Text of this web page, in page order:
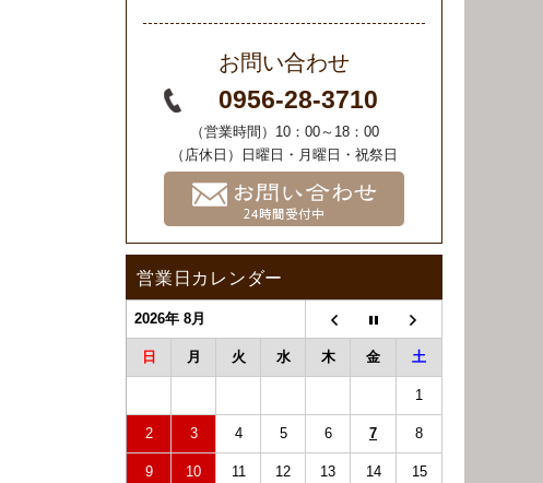
お問い合わせ
0956-28-3710
（営業時間）10：00～18：00
（店休日）日曜日・月曜日・祝祭日
営業日カレンダー
2026年 8月
日 月 火 水 木 金 土
1
2 3 4 5 6 7 8
9 10 11 12 13 14 15